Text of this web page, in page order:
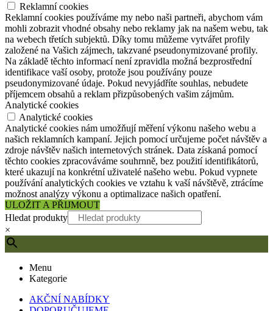
Reklamní cookies
Reklamní cookies používáme my nebo naši partneři, abychom vám
mohli zobrazit vhodné obsahy nebo reklamy jak na našem webu, tak
na webech třetích subjektů. Díky tomu můžeme vytvářet profily
založené na Vašich zájmech, takzvané pseudonymizované profily.
Na základě těchto informací není zpravidla možná bezprostřední
identifikace vaší osoby, protože jsou používány pouze
pseudonymizované údaje. Pokud nevyjádříte souhlas, nebudete
příjemcem obsahů a reklam přizpůsobených vašim zájmům.
Analytické cookies
Analytické cookies
Analytické cookies nám umožňují měření výkonu našeho webu a
našich reklamních kampaní. Jejich pomocí určujeme počet návštěv a
zdroje návštěv našich internetových stránek. Data získaná pomocí
těchto cookies zpracováváme souhrnně, bez použití identifikátorů,
které ukazují na konkrétní uživatelé našeho webu. Pokud vypnete
používání analytických cookies ve vztahu k vaší návštěvě, ztrácíme
možnost analýzy výkonu a optimalizace našich opatření.
ULOŽIT A PŘIJMOUT
Hledat produkty
×
Menu
Kategorie
AKČNÍ NABÍDKY